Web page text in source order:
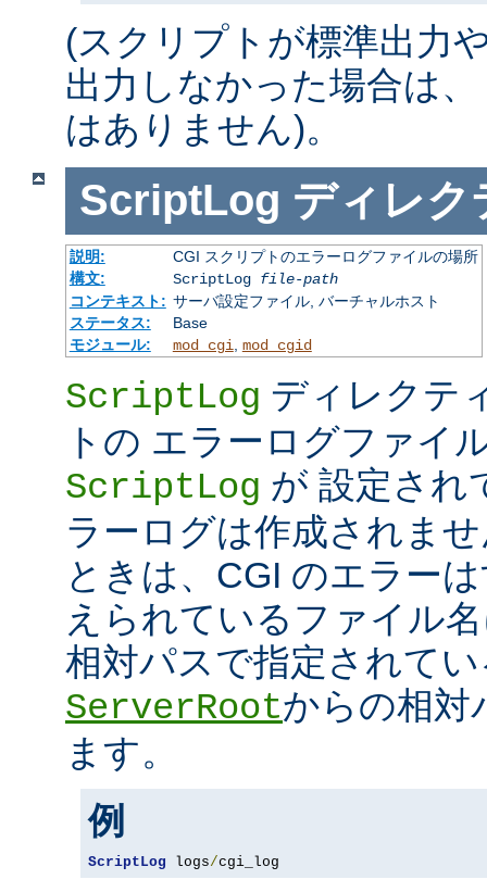
(スクリプトが標準出力
出力しなかった場合は
はありません)。
ScriptLog ディレク
説明:
CGI スクリプトのエラーログファイルの場所
構文:
ScriptLog file-path
コンテキスト: サーバ設定ファイル, バーチャルホスト
ステータス:
Base
モジュール:
mod_cgi mod_cgid
ScriptLog ディレクテ
トの エラーログファイ
ScriptLog が 設定され
ラーログは作成されま
ときは、CGI のエラー
えられているファイル
相対パスで指定されて
ServerRootからの相対
ます。
例
ScriptLog logs/cgi_log